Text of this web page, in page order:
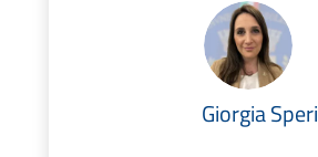
Giorgia Speri